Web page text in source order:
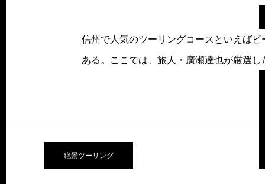
信州で人気のツーリングコースといえば
ある。ここでは、旅人・廣瀬達也が厳選
絶景ツーリング